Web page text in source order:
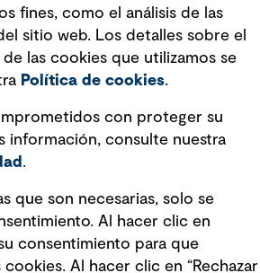
detectado en
fines, como el análisis de las
sitio web. Los detalles sobre el
las cookies que utilizamos se
Política de cookies.
con proteger su
información, consulte nuestra
.
que son necesarias, solo se
Al hacer clic en
consentimiento para que
Al hacer clic en “Rechazar